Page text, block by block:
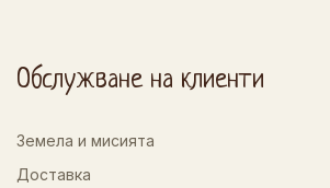
Обслужване на клиенти
Земела и мисията
Доставка